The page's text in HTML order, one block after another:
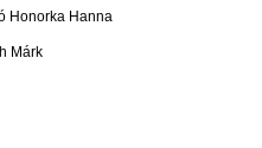
Honorka Hanna
Márk